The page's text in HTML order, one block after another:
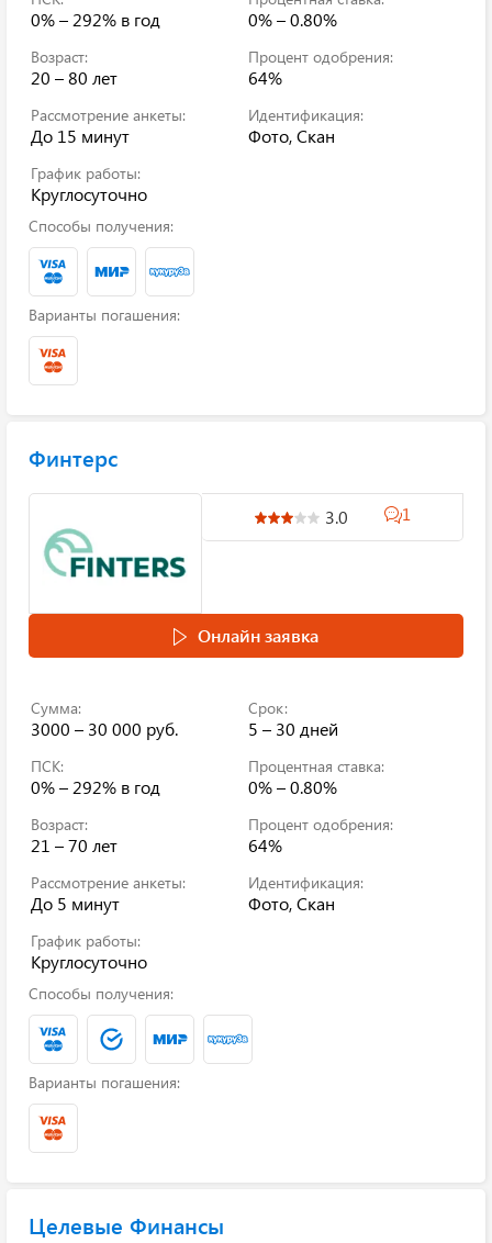
0% – 292% в год 0% – 0.80%
Возраст:
20 – 80 лет
Процент одобрения:
64%
Рассмотрение анкеты:
До 15 минут
Идентификация:
Фото, Скан
График работы:
Круглосуточно
Способы получения:
Варианты погашения:
Финтерс
3.0 1
Онлайн заявка
Сумма:
3000 – 30 000 руб.
Срок:
5 – 30 дней
ПСК:
0% – 292% в год
Процентная ставка:
0% – 0.80%
Возраст:
21 – 70 лет
Процент одобрения:
64%
Рассмотрение анкеты:
До 5 минут
Идентификация:
Фото, Скан
График работы:
Круглосуточно
Способы получения:
Варианты погашения:
Целевые Финансы